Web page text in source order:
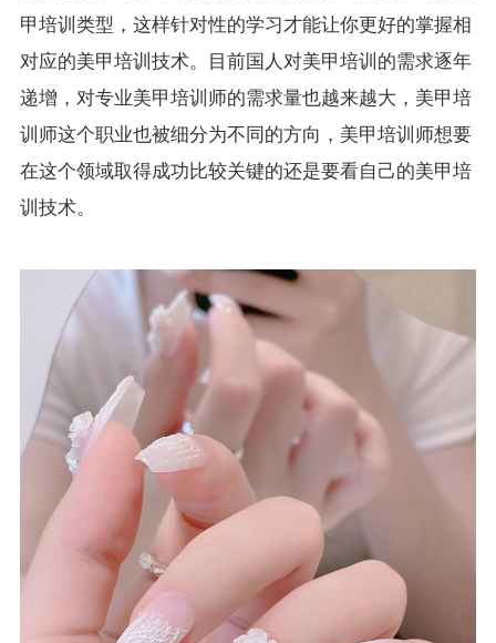
甲培训类型，这样针对性的学习才能让你更好的掌握相
对应的美甲培训技术。目前国人对美甲培训的需求逐年
递增，对专业美甲培训师的需求量也越来越大，美甲培
训师这个职业也被细分为不同的方向，美甲培训师想要
在这个领域取得成功比较关键的还是要看自己的美甲培
训技术。